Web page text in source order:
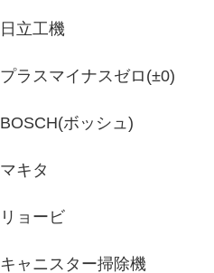
日立工機
プラスマイナスゼロ(±0)
BOSCH(ボッシュ)
マキタ
リョービ
キャニスター掃除機